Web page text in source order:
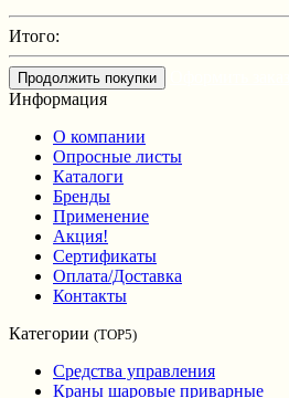
Итого:
Продолжить покупки
Информация
О компании
Опросные листы
Каталоги
Бренды
Применение
Акция!
Сертификаты
Оплата/Доставка
Контакты
Категории (TOP5)
Средства управления
Краны шаровые приварные